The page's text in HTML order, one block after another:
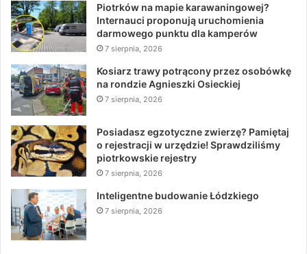
Piotrków na mapie karawaningowej?
Internauci proponują uruchomienia
darmowego punktu dla kamperów
7 sierpnia, 2026
Kosiarz trawy potrącony przez osobówkę
na rondzie Agnieszki Osieckiej
7 sierpnia, 2026
Posiadasz egzotyczne zwierzę? Pamiętaj
o rejestracji w urzędzie! Sprawdziliśmy
piotrkowskie rejestry
7 sierpnia, 2026
Inteligentne budowanie Łódzkiego
7 sierpnia, 2026